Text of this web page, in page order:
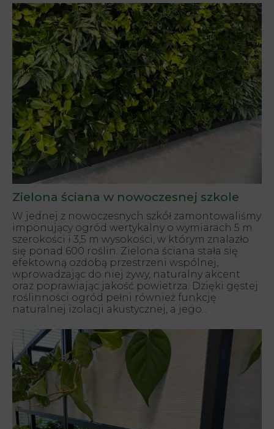
Zielona ściana w nowoczesnej szkole
W jednej z nowoczesnych szkół zamontowaliśmy
imponujący ogród wertykalny o wymiarach 5 m
szerokości i 3,5 m wysokości, w którym znalazło
się ponad 600 roślin. Zielona ściana stała się
efektowną ozdobą przestrzeni wspólnej,
wprowadzając do niej żywy, naturalny akcent
oraz poprawiając jakość powietrza. Dzięki gęstej
roślinności ogród pełni również funkcję
naturalnej izolacji akustycznej, a jego...